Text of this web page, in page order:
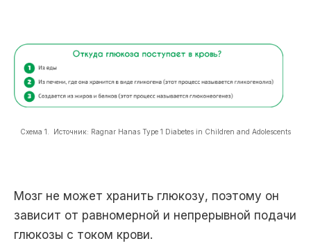
Схема 1. Источник: Ragnar Hanas Type 1 Diabetes in Children and Adolescents
Мозг не может хранить глюкозу, поэтому он
зависит от равномерной и непрерывной подачи
глюкозы с током крови.